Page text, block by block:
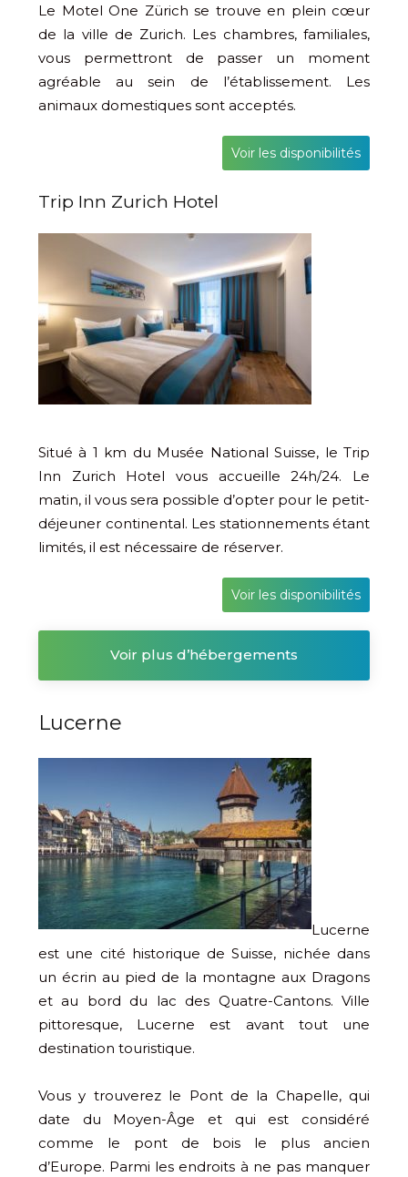
Le Motel One Zürich se trouve en plein cœur
de la ville de Zurich. Les chambres, familiales,
vous permettront de passer un moment
agréable au sein de l’établissement. Les
animaux domestiques sont acceptés.
Voir les disponibilités
Trip Inn Zurich Hotel
Situé à 1 km du Musée National Suisse, le Trip
Inn Zurich Hotel vous accueille 24h/24. Le
matin, il vous sera possible d’opter pour le petit-
déjeuner continental. Les stationnements étant
limités, il est nécessaire de réserver.
Voir les disponibilités
Voir plus d’hébergements
Lucerne
Lucerne
est une cité historique de Suisse, nichée dans
un écrin au pied de la montagne aux Dragons
et au bord du lac des Quatre-Cantons. Ville
pittoresque, Lucerne est avant tout une
destination touristique.
Vous y trouverez le Pont de la Chapelle, qui
date du Moyen-Âge et qui est considéré
comme le pont de bois le plus ancien
d’Europe. Parmi les endroits à ne pas manquer